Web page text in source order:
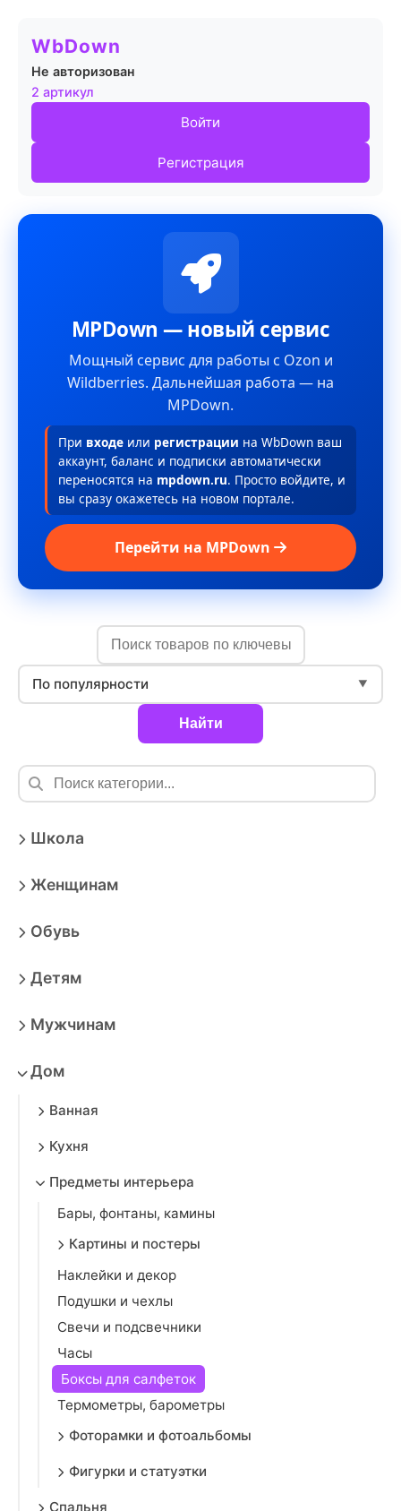
WbDown
Не авторизован
2 артикул
Войти
Регистрация
MPDown — новый сервис
Мощный сервис для работы с Ozon и
Wildberries. Дальнейшая работа — на
MPDown.
При входе или регистрации на WbDown ваш
аккаунт, баланс и подписки автоматически
переносятся на mpdown.ru. Просто войдите, и
вы сразу окажетесь на новом портале.
Перейти на MPDown
По популярности ▼
Найти
Школа
Женщинам
Обувь
Детям
Мужчинам
Дом
Ванная
Кухня
Предметы интерьера
Бары, фонтаны, камины
Картины и постеры
Наклейки и декор
Подушки и чехлы
Свечи и подсвечники
Часы
Боксы для салфеток
Термометры, барометры
Фоторамки и фотоальбомы
Фигурки и статуэтки
Спальня